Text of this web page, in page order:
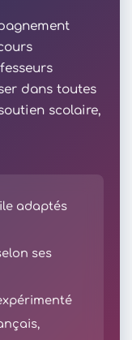
dans toutes
scolaire,
adaptés
ses